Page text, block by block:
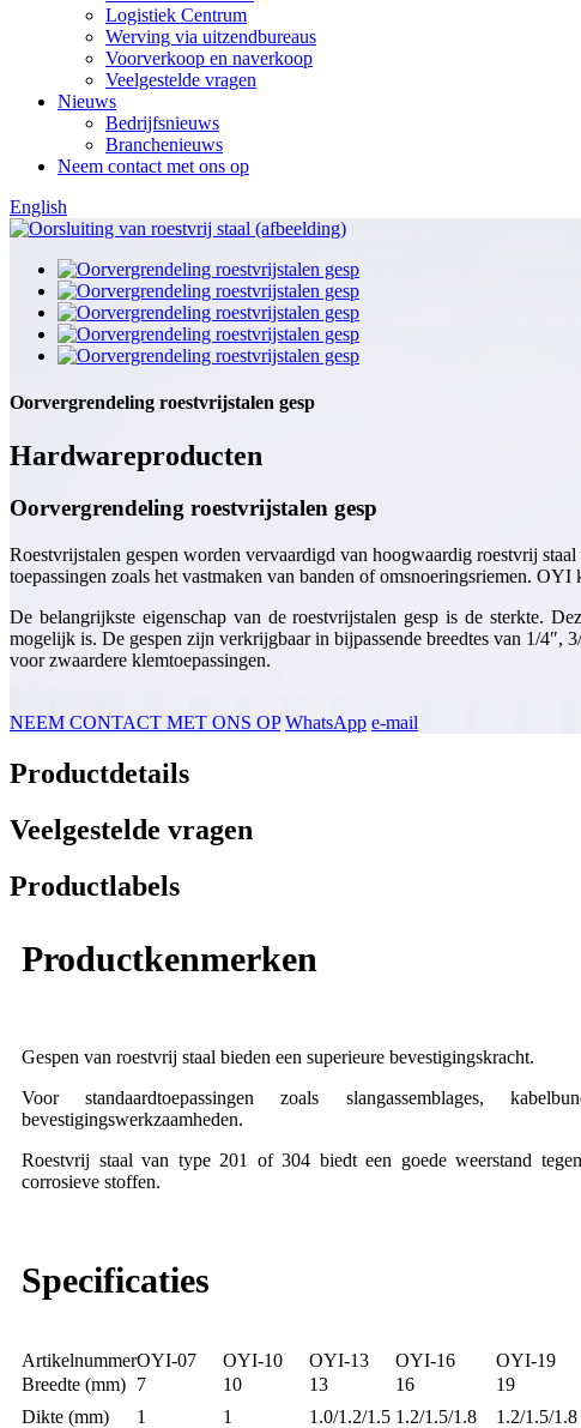
Logistiek Centrum
Werving via uitzendbureaus
Voorverkoop en naverkoop
Veelgestelde vragen
Nieuws
Bedrijfsnieuws
Branchenieuws
Neem contact met ons op
English
Oorvergrendeling roestvrijstalen gesp
Hardwareproducten
Oorvergrendeling roestvrijstalen gesp
Roestvrijstalen gespen worden vervaardigd van hoogwaardig roestvrij
toepassingen zoals het vastmaken van banden of omsnoeringsriemen.
De belangrijkste eigenschap van de roestvrijstalen gesp is de sterkte.
mogelijk is. De gespen zijn verkrijgbaar in bijpassende breedtes van 1/
voor zwaardere klemtoepassingen.
NEEM CONTACT MET ONS OP WhatsApp e-mail
Productdetails
Veelgestelde vragen
Productlabels
Productkenmerken
Gespen van roestvrij staal bieden een superieure bevestigingskracht.
Voor standaardtoepassingen zoals slangassemblages,
bevestigingswerkzaamheden.
Roestvrij staal van type 201 of 304 biedt een goede weerstand
corrosieve stoffen.
Specificaties
ArtikelnummerOYI-07 OYI-10 OYI-13 OYI-16 OYI-19
Breedte (mm) 7 10 13 16 19
Dikte (mm)
1 1 1.0/1.2/1.5 1.2/1.5/1.8 1.2/1.5/1.8